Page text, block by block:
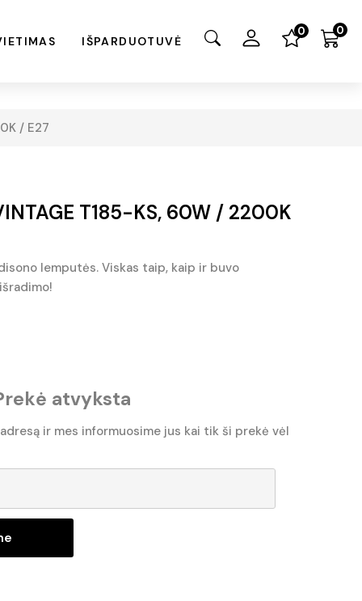
0 0
IŠPARDUOTUVĖ
/ E27
T185-KS, 60W / 2200K
lemputės. Viskas taip, kaip ir buvo
atvyksta
ir mes informuosime jus kai tik ši prekė vėl